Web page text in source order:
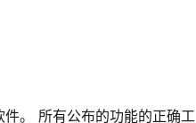
。 所有公布的功能的正确工